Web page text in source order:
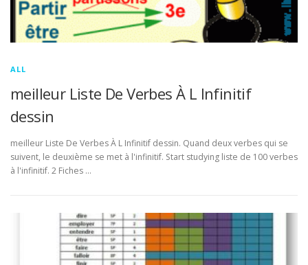
ALL
meilleur Liste De Verbes À L Infinitif
dessin
meilleur Liste De Verbes À L Infinitif dessin. Quand deux verbes qui se
suivent, le deuxième se met à l'infinitif. Start studying liste de 100 verbes
à l'infinitif. 2 Fiches …